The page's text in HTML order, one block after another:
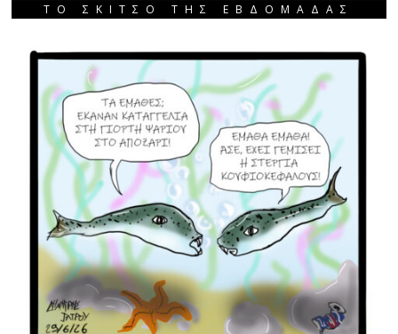
ΤΟ ΣΚΙΤΣΟ ΤΗΣ ΕΒΔΟΜΑΔΑΣ